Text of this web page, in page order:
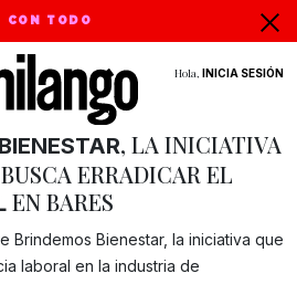
CON TODO
Hola, INICIA SESIÓN
Gracias!
BIENESTAR, LA INICIATIVA
ERRADICAR EL
EN BARES
Brindemos Bienestar, la iniciativa que
laboral en la industria de